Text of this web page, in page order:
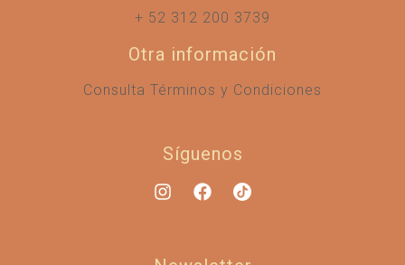
+ 52 312 200 3739
Otra información
Consulta Términos y Condiciones
Síguenos